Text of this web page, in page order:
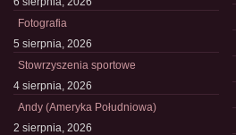
Fotografia
5 sierpnia, 2026
Stowrzyszenia sportowe
4 sierpnia, 2026
Andy (Ameryka Południowa)
2 sierpnia, 2026